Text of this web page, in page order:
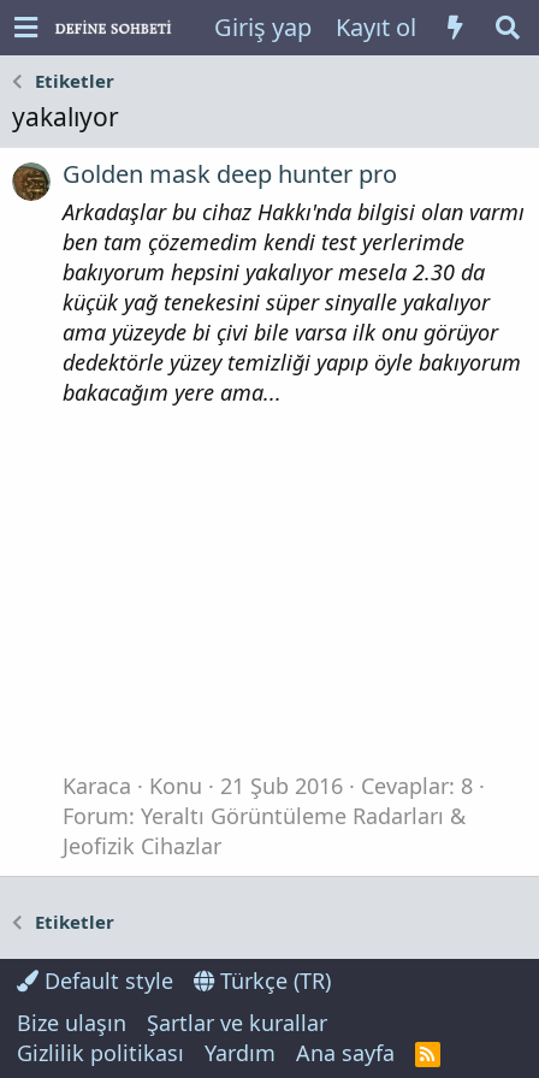
Giriş yap Kayıt ol
Etiketler
yakalıyor
Golden mask deep hunter pro
Arkadaşlar bu cihaz Hakkı'nda bilgisi olan varmı
ben tam çözemedim kendi test yerlerimde
bakıyorum hepsini yakalıyor mesela 2.30 da
küçük yağ tenekesini süper sinyalle yakalıyor
ama yüzeyde bi çivi bile varsa ilk onu görüyor
dedektörle yüzey temizliği yapıp öyle bakıyorum
bakacağım yere ama...
Karaca Konu 21 Şub 2016
Cevaplar: 8
Forum: Yeraltı Görüntüleme Radarları &
Jeofizik Cihazlar
Etiketler
Default style
Türkçe (TR)
Bize ulaşın
Şartlar ve kurallar
Gizlilik politikası
Yardım Ana sayfa
R